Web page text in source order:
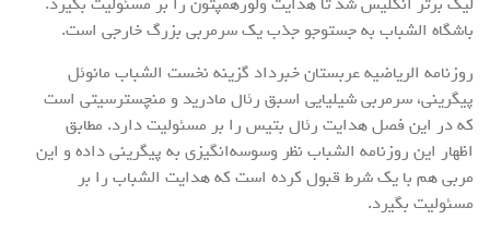
باشگاه الشباب به جستوجو جذب یک سرمربی بزرگ خارجی است.
روزنامه الریاضیه عربستان خبرداد گزینه نخست الشباب مانوئل
پیگرینی، سرمربی شیلیایی اسبق رئال مادرید و منچسترسیتی است
که در این فصل هدایت رئال بتیس را بر مسئولیت دارد. مطابق
اظهار این روزنامه الشباب نظر وسوسه‌انگیزی به پیگرینی داده و این
مربی هم با یک شرط قبول کرده است که هدایت الشباب را بر
مسئولیت بگیرد.